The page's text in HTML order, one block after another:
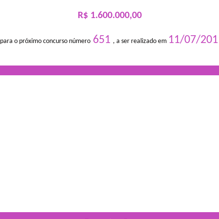
R$ 1.600.000,00
o próximo concurso número 651 , a ser realizado em 11/07/